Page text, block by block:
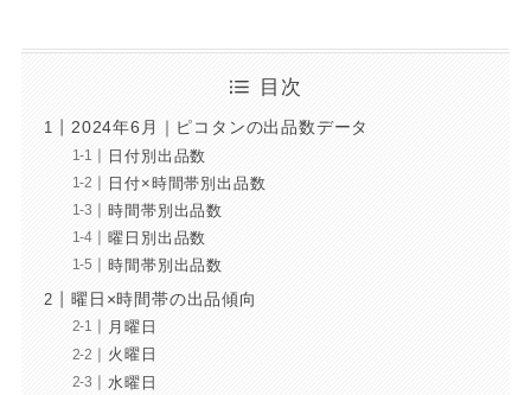
目次
2024年6月｜ピコタンの出品数データ
日付別出品数
日付×時間帯別出品数
時間帯別出品数
曜日別出品数
時間帯別出品数
曜日×時間帯の出品傾向
月曜日
火曜日
水曜日